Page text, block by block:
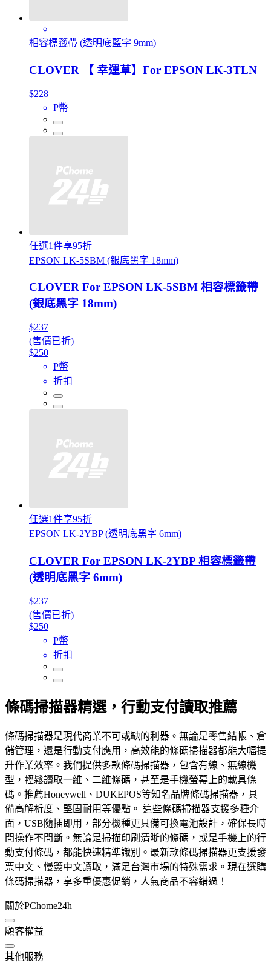
相容標籤帶 (透明底藍字 9mm)
CLOVER 【 幸運草】For EPSON LK-3TLN
$228
P幣
任選1件享95折
EPSON LK-5SBM (銀底黑字 18mm)
CLOVER For EPSON LK-5SBM 相容標籤帶
(銀底黑字 18mm)
$237
(售價已折)
$250
P幣
折扣
任選1件享95折
EPSON LK-2YBP (透明底黑字 6mm)
CLOVER For EPSON LK-2YBP 相容標籤帶
(透明底黑字 6mm)
$237
(售價已折)
$250
P幣
折扣
條碼掃描器精選，行動支付讀取推薦
條碼掃描器是現代商業不可或缺的利器。無論是零售結帳、倉
儲管理，還是行動支付應用，高效能的條碼掃描器都能大幅提
升作業效率。我們提供多款條碼掃描器，包含有線、無線機
型，輕鬆讀取一維、二維條碼，甚至是手機螢幕上的載具條
碼。推薦Honeywell、DUKEPOS等知名品牌條碼掃描器，具
備高解析度、堅固耐用等優點。 這些條碼掃描器支援多種介
面，USB隨插即用，部分機種更具備可換電池設計，確保長時
間操作不間斷。無論是掃描印刷清晰的條碼，或是手機上的行
動支付條碼，都能快速精準識別。最新款條碼掃描器更支援發
票中文、慢簽中文讀取，滿足台灣市場的特殊需求。現在選購
條碼掃描器，享多重優惠促銷，人氣商品不容錯過！
關於PChome24h
顧客權益
其他服務